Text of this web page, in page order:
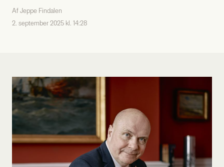
Af Jeppe Findalen
2. september 2025 kl. 14:28